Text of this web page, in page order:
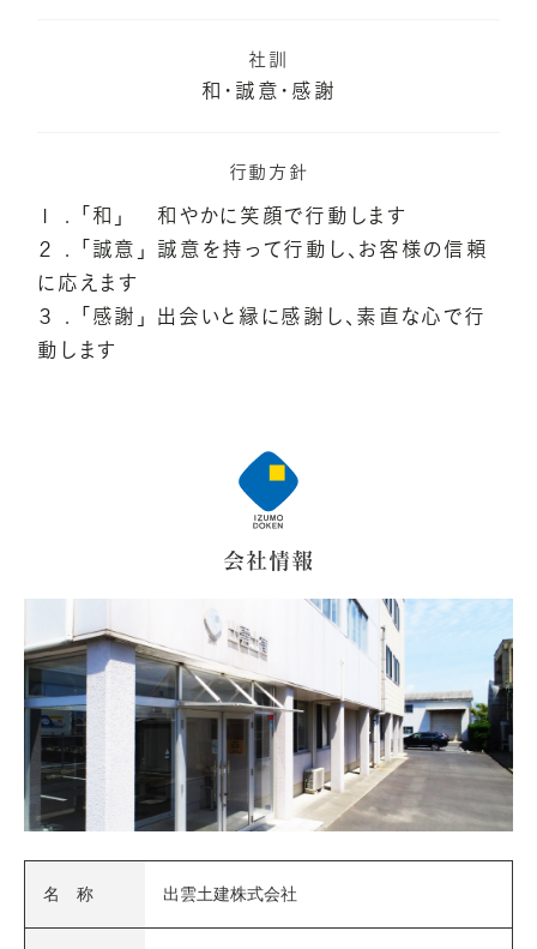
社訓
和・誠意・感謝
行動方針
１ . 「和」 和やかに笑顔で行動します
２ . 「誠意」 誠意を持って行動し、お客様の信頼
に応えます
３ . 「感謝」 出会いと縁に感謝し、素直な心で行
動します
会社情報
名 称 出雲土建株式会社